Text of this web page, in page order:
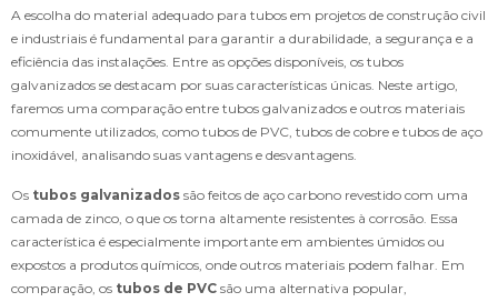
A escolha do material adequado para tubos em projetos de construção civil
e industriais é fundamental para garantir a durabilidade, a segurança e a
eficiência das instalações. Entre as opções disponíveis, os tubos
galvanizados se destacam por suas características únicas. Neste artigo,
faremos uma comparação entre tubos galvanizados e outros materiais
comumente utilizados, como tubos de PVC, tubos de cobre e tubos de aço
inoxidável, analisando suas vantagens e desvantagens.
Os tubos galvanizados são feitos de aço carbono revestido com uma
camada de zinco, o que os torna altamente resistentes à corrosão. Essa
característica é especialmente importante em ambientes úmidos ou
expostos a produtos químicos, onde outros materiais podem falhar. Em
comparação, os tubos de PVC são uma alternativa popular,